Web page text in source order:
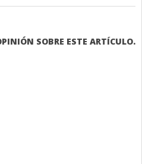
SOBRE ESTE ARTÍCULO.